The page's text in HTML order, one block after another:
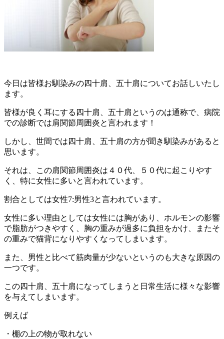
今日は皆様お馴染みの四十肩、五十肩についてお話しいたし
ます。
皆様が良く耳にする四十肩、五十肩というのは通称で、 病院
での診断では肩関節周囲炎と言われます！
しかし、世間では四十肩、 五十肩の方が聞き馴染みがあると
思います。
それは、この肩関節周囲炎は４０代、５０代に起こりやす
く、 特に女性に多いと言われています。
割合としては女性7:男性3と言われています。
女性に多い理由としては女性には胸があり、 ホルモンの影響
で脂肪がつきやすく、 胸の重みが過多に負担をかけ、
またそ
の重みで猫背になりやすくなってしまいます。
また、 男性と比べて筋肉量が少ないというのも大きな原因の
一つです。
この四十肩、 五十肩になってしまうと日常生活に様々な影響
を与えてしまいます。
例えば
・棚の上の物が取れない